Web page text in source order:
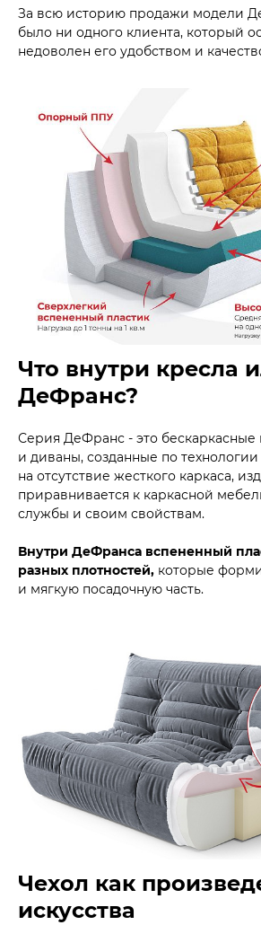
За всю историю продажи модели
было ни одного клиента, который
недоволен его удобством и
Что внутри кресла
ДеФранс?
Серия ДеФранс - это бескаркасные
и диваны, созданные по
на отсутствие жесткого каркаса,
приравнивается к каркасной
службы и своим свойствам.
Внутри ДеФранса вспененный
разных плотностей, которые
и мягкую посадочную часть.
Чехол как
искусства